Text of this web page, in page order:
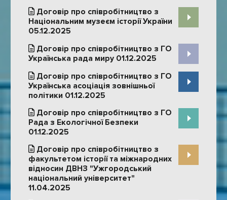
Договір про співробітництво з
Національним музеєм історії України
05.12.2025
Договір про співробітництво з ГО
Українська рада миру 01.12.2025
Договір про співробітництво з ГО
Українська асоціація зовнішньої
політики 01.12.2025
Договір про співробітництво з ГО
Рада з Екологічної Безпеки
01.12.2025
Договір про співробітництво з
факультетом історії та міжнародних
відносин ДВНЗ "Ужгородський
національний університет"
11.04.2025